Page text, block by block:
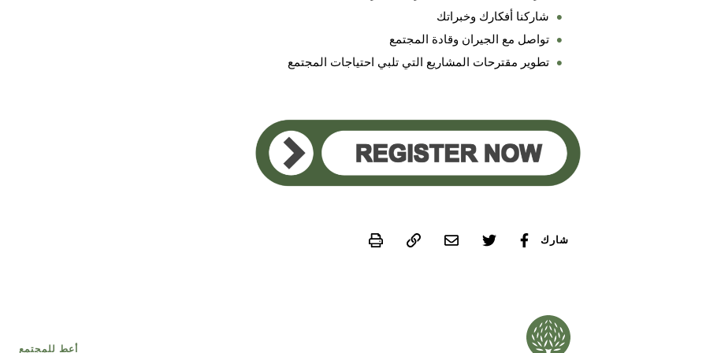
شاركنا أفكارك وخبراتك
تواصل مع الجيران وقادة المجتمع
تطوير مقترحات المشاريع التي تلبي احتياجات المجتمع
شارك Print
أعط للمجتمع